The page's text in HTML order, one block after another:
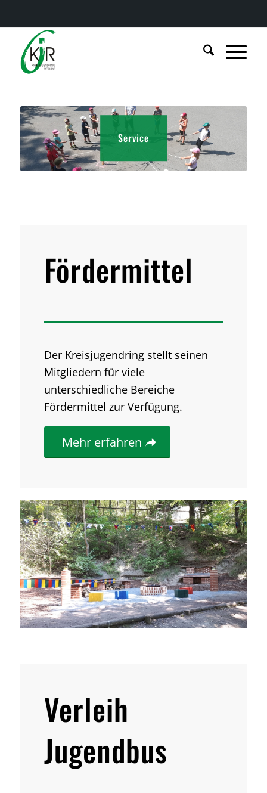
Service
Fördermittel
Der Kreisjugendring stellt seinen
Mitgliedern für viele
unterschiedliche Bereiche
Fördermittel zur Verfügung.
Mehr erfahren
Verleih
Jugendbus